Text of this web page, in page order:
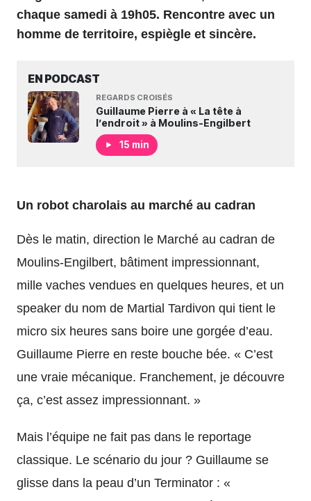
chaque samedi à 19h05. Rencontre avec un
homme de territoire, espiègle et sincère.
EN PODCAST
REGARDS CROISÉS
Guillaume Pierre à « La tête à
l’endroit » à Moulins-Engilbert
15 min
Un robot charolais au marché au cadran
Dès le matin, direction le Marché au cadran de
Moulins-Engilbert, bâtiment impressionnant,
mille vaches vendues en quelques heures, et un
speaker du nom de Martial Tardivon qui tient le
micro six heures sans boire une gorgée d’eau.
Guillaume Pierre en reste bouche bée. « C’est
une vraie mécanique. Franchement, je découvre
ça, c’est assez impressionnant. »
Mais l’équipe ne fait pas dans le reportage
classique. Le scénario du jour ? Guillaume se
glisse dans la peau d’un Terminator : «